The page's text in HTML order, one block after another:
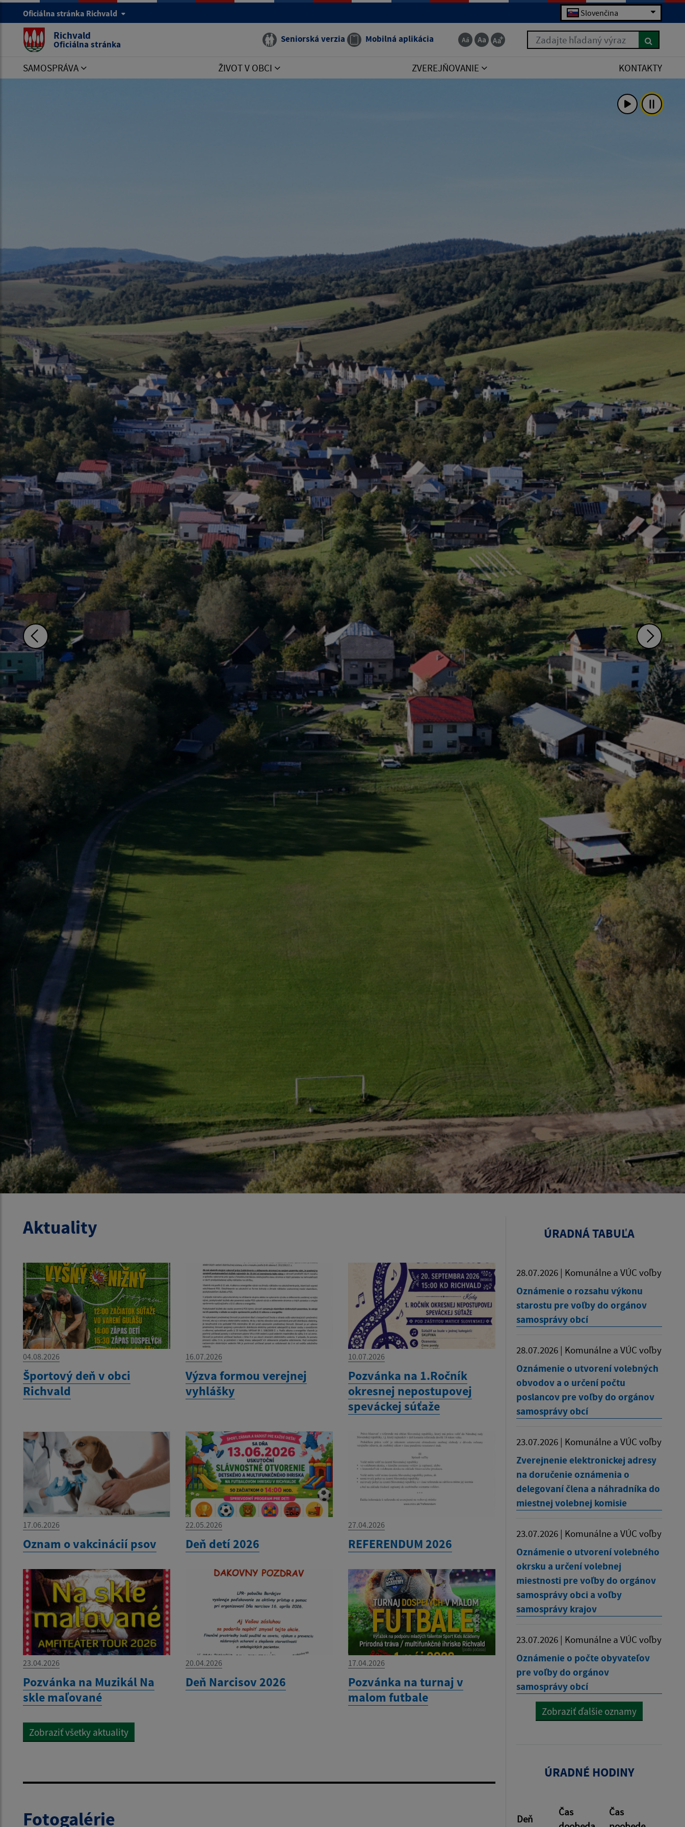
Oficiálna stránka Richvald Slovenčina
Richvald
Oficiálna stránka Seniorská verzia Mobilná aplikácia Zadajte hľadaný výraz
SAMOSPRÁVA ŽIVOT V OBCI ZVEREJŇOVANIE KONTAKTY
Aktuality
04.08.2026
Športový deň v obci
Richvald
16.07.2026
Výzva formou verejnej
vyhlášky
10.07.2026
Pozvánka na 1.Ročník
okresnej nepostupovej
speváckej súťaže
17.06.2026
Oznam o vakcinácií psov
22.05.2026
Deň detí 2026
27.04.2026
REFERENDUM 2026
23.04.2026
Pozvánka na Muzikál Na
skle maľované
20.04.2026
Deň Narcisov 2026
17.04.2026
Pozvánka na turnaj v
malom futbale
Zobraziť všetky aktuality
Fotogalérie
ÚRADNÁ TABUĽA
28.07.2026 | Komunálne a VÚC voľby
Oznámenie o rozsahu výkonu
starostu pre voľby do orgánov
samosprávy obcí
28.07.2026 | Komunálne a VÚC voľby
Oznámenie o utvorení volebných
obvodov a o určení počtu
poslancov pre voľby do orgánov
samosprávy obcí
23.07.2026 | Komunálne a VÚC voľby
Zverejnenie elektronickej adresy
na doručenie oznámenia o
delegovaní člena a náhradníka do
miestnej volebnej komisie
23.07.2026 | Komunálne a VÚC voľby
Oznámenie o utvorení volebného
okrsku a určení volebnej
miestnosti pre voľby do orgánov
samosprávy obci a voľby
samosprávy krajov
23.07.2026 | Komunálne a VÚC voľby
Oznámenie o počte obyvateľov
pre voľby do orgánov
samosprávy obcí
Zobraziť ďalšie oznamy
ÚRADNÉ HODINY
Deň
Čas
Čas